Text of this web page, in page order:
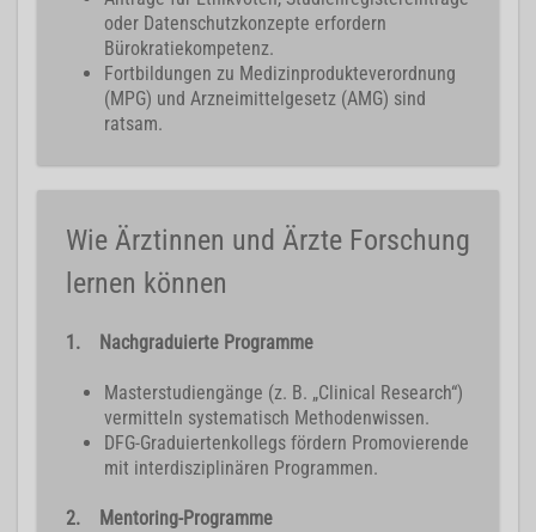
oder Datenschutzkonzepte erfordern
Bürokratiekompetenz.
Fortbildungen zu Medizinprodukteverordnung
(MPG) und Arzneimittelgesetz (AMG) sind
ratsam.
Wie Ärztinnen und Ärzte Forschung
lernen können
1. Nachgraduierte Programme
Masterstudiengänge (z. B. „Clinical Research“)
vermitteln systematisch Methodenwissen.
DFG-Graduiertenkollegs fördern Promovierende
mit interdisziplinären Programmen.
2. Mentoring-Programme